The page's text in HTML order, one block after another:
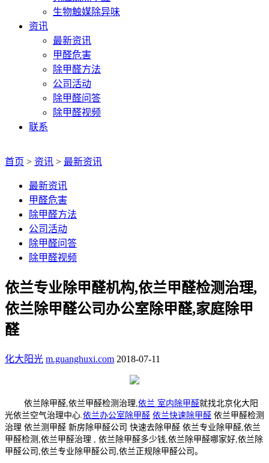
生物触媒除异味
资讯
最新资讯
甲醛危害
除甲醛方法
公司活动
除甲醛问答
除甲醛视频
联系
首页 > 资讯 > 最新资讯
最新资讯
甲醛危害
除甲醛方法
公司活动
除甲醛问答
除甲醛视频
依兰专业除甲醛机构,依兰甲醛检测治理,
依兰除甲醛公司办公室除甲醛,家庭除甲
醛
化大阳光 m.guanghuxi.com 2018-07-11
依兰除甲醛,依兰甲醛检测治理, 依兰 室内除甲醛就找北京化大阳
光依兰空气治理中心. 依兰办公室除甲醛 依兰快速除甲醛 依兰甲醛检测
治理 依兰测甲醛 新房除甲醛公司 快速去除甲醛 依兰专业除甲醛,依兰
甲醛检测,依兰甲醛治理 , 依兰除甲醛多少钱,依兰除甲醛哪家好,依兰除
甲醛公司,依兰专业除甲醛公司,依兰正规除甲醛公司。